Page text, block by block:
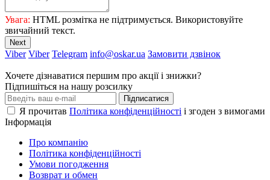
Увага: HTML розмітка не підтримується. Використовуйте
звичайний текст.
Next
Viber Viber Telegram info@oskar.ua Замовити дзвінок
Хочете дізнаватися першим про акції і знижки?
Підпишіться на нашу розсилку
Підписатися
Я прочитав Політика конфіденційності і згоден з вимогами
Інформація
Про компанію
Політика конфіденційності
Умови погодження
Возврат и обмен